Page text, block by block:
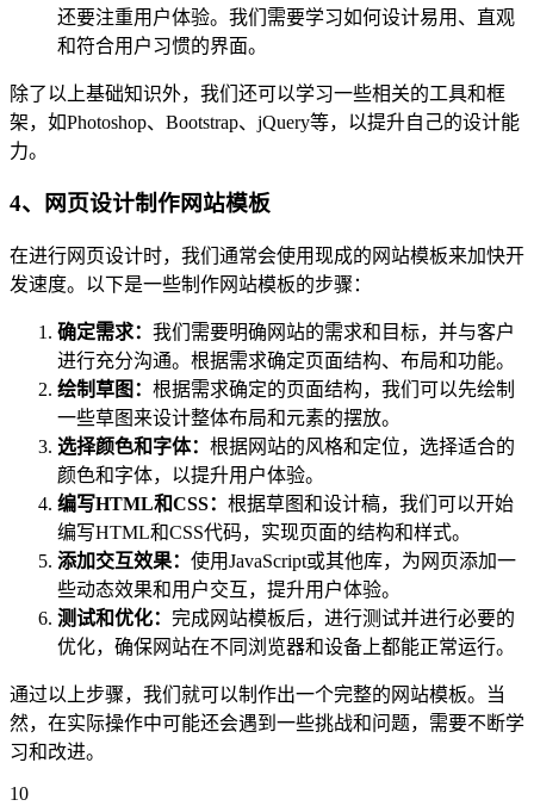
还要注重用户体验。我们需要学习如何设计易用、直观
和符合用户习惯的界面。
除了以上基础知识外，我们还可以学习一些相关的工具和框
架，如Photoshop、Bootstrap、jQuery等，以提升自己的设计能
力。
4、网页设计制作网站模板
在进行网页设计时，我们通常会使用现成的网站模板来加快开
发速度。以下是一些制作网站模板的步骤：
确定需求： 我们需要明确网站的需求和目标，并与客户
进行充分沟通。根据需求确定页面结构、布局和功能。
绘制草图： 根据需求确定的页面结构，我们可以先绘制
一些草图来设计整体布局和元素的摆放。
选择颜色和字体： 根据网站的风格和定位，选择适合的
颜色和字体，以提升用户体验。
编写HTML和CSS： 根据草图和设计稿，我们可以开始
编写HTML和CSS代码，实现页面的结构和样式。
添加交互效果： 使用JavaScript或其他库，为网页添加一
些动态效果和用户交互，提升用户体验。
测试和优化： 完成网站模板后，进行测试并进行必要的
优化，确保网站在不同浏览器和设备上都能正常运行。
通过以上步骤，我们就可以制作出一个完整的网站模板。当
然，在实际操作中可能还会遇到一些挑战和问题，需要不断学
习和改进。
10